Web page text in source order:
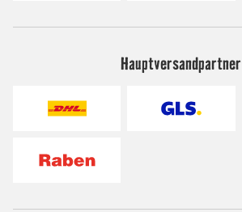
Hauptversandpartner